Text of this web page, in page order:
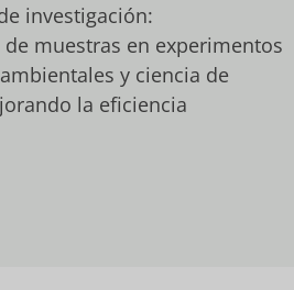
investigación:
muestras en experimentos
y ciencia de
la eficiencia